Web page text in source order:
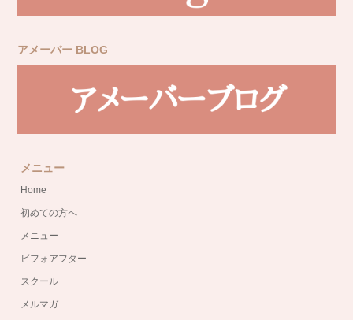
アメーバー BLOG
メニュー
Home
初めての方へ
メニュー
ビフォアフター
スクール
メルマガ